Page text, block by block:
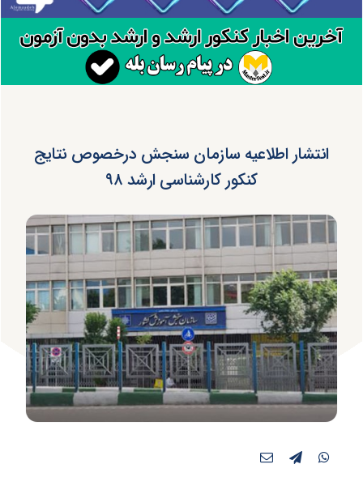
انتشار اطلاعیه سازمان سنجش درخصوص نتایج
کنکور کارشناسی ارشد ۹۸